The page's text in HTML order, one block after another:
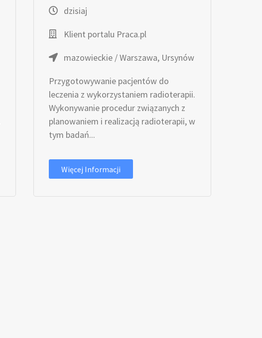
dzisiaj
Klient portalu Praca.pl
mazowieckie / Warszawa, Ursynów
Przygotowywanie pacjentów do
leczenia z wykorzystaniem radioterapii.
Wykonywanie procedur związanych z
planowaniem i realizacją radioterapii, w
tym badań...
Więcej Informacji